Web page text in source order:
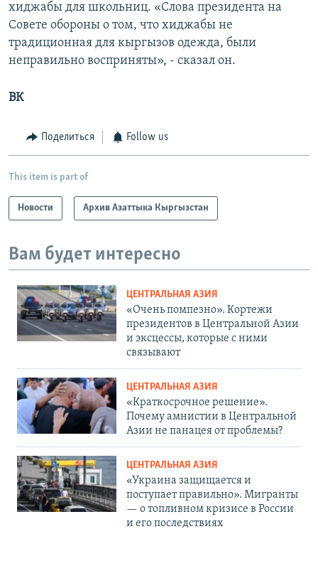
хиджабы для школьниц. «Слова президента на
Совете обороны о том, что хиджабы не
традиционная для кыргызов одежда, были
неправильно восприняты», - сказал он.
ВК
Поделиться Follow us
This item is part of
Новости Архив Азаттыка Кыргызстан
Вам будет интересно
ЦЕНТРАЛЬНАЯ АЗИЯ
«Очень помпезно». Кортежи
президентов в Центральной Азии
и эксцессы, которые с ними
связывают
ЦЕНТРАЛЬНАЯ АЗИЯ
«Краткосрочное решение».
Почему амнистии в Центральной
Азии не панацея от проблемы?
ЦЕНТРАЛЬНАЯ АЗИЯ
«Украина защищается и
поступает правильно». Мигранты
— о топливном кризисе в России
и его последствиях